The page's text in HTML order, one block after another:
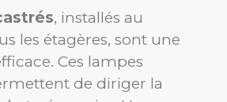
, installés au
les étagères, sont une
Ces lampes
de diriger la